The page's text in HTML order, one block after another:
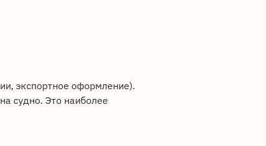
экспортное оформление).
судно. Это наиболее